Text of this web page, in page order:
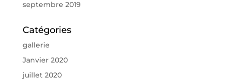
septembre 2019
Catégories
gallerie
Janvier 2020
juillet 2020